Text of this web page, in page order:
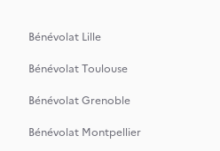
Bénévolat Lille
Bénévolat Toulouse
Bénévolat Grenoble
Bénévolat Montpellier